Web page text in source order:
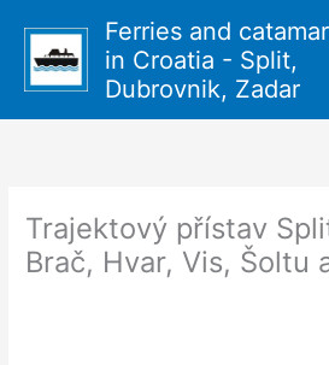
obsah
Ferries and
in Croatia - Split,
Dubrovnik, Zadar
Trajektový přístav
Brač, Hvar, Vis, Šoltu